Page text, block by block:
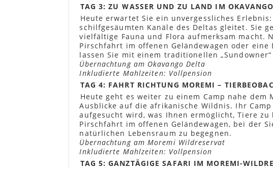
TAG 3: ZU WASSER UND ZU LAND IM
Heute erwartet Sie ein unvergessliches
schilfgesäumten Kanäle des Deltas gleitet. Sie
vielfältige Fauna und Flora aufmerksam macht.
Pirschfahrt im offenen Geländewagen oder
lassen Sie mit einem traditionellen
Übernachtung am Okavango Delta
Inkludierte Mahlzeiten: Vollpension
TAG 4: FAHRT RICHTUNG MOREMI –
Heute geht es weiter zu einem Camp nahe
Ausblicke auf die afrikanische Wildnis. Ihr
aufgesucht wird, was Ihnen ermöglicht, Tiere
Pirschfahrt im offenen Geländewagen, bei der
natürlichen Lebensraum zu begegnen.
Übernachtung am Moremi Wildreservat
Inkludierte Mahlzeiten: Vollpension
TAG 5: GANZTÄGIGE SAFARI IM MOREMI-